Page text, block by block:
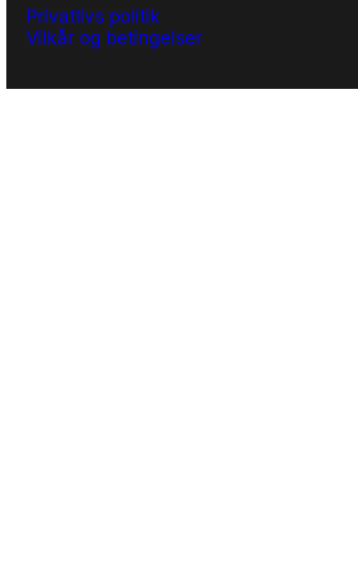
Privatlivs politik
Vilkår og betingelser